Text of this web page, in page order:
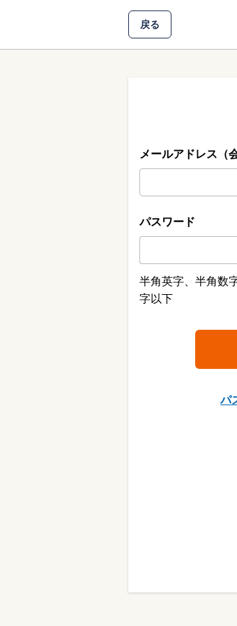
戻る
メールアドレス（
パスワード
半角英字、半角数
字以下
パ